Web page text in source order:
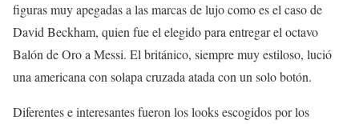
figuras muy apegadas a las marcas de lujo como es el caso de
David Beckham, quien fue el elegido para entregar el octavo
Balón de Oro a Messi. El británico, siempre muy estiloso, lució
una americana con solapa cruzada atada con un solo botón.
Diferentes e interesantes fueron los looks escogidos por los